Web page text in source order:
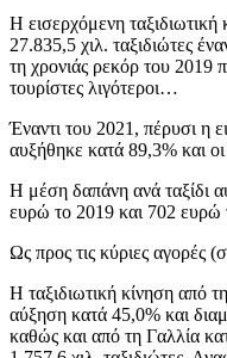
Η εισερχόμενη
27.835,5 χιλ. ταξιδιώτες
τη χρονιάς ρεκόρ του 2019
τουρίστες λιγότεροι…
Έναντι του 2021, πέρυσι η
αυξήθηκε κατά 89,3% και οι
H μέση δαπάνη ανά ταξίδι
ευρώ το 2019 και 702 ευρώ
Ως προς τις κύριες αγορές
Η ταξιδιωτική κίνηση από
αύξηση κατά 45,0% και
καθώς και από τη Γαλλία